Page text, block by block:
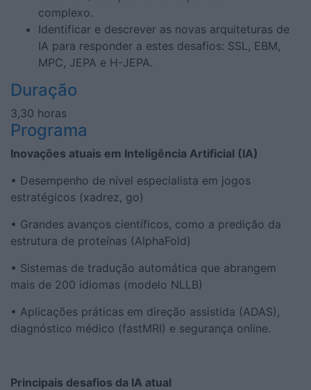
complexo.
Identificar e descrever as novas arquiteturas de
IA para responder a estes desafios: SSL, EBM,
MPC, JEPA e H-JEPA.
Duração
3,30 horas
Programa
Inovações atuais em Inteligência Artificial (IA)
• Desempenho de nível especialista em jogos
estratégicos (xadrez, go)
• Grandes avanços científicos, como a predição da
estrutura de proteínas (AlphaFold)
• Sistemas de tradução automática que abrangem
mais de 200 idiomas (modelo NLLB)
• Aplicações práticas em direção assistida (ADAS),
diagnóstico médico (fastMRI) e segurança online.
Principais desafios da IA ​​atual